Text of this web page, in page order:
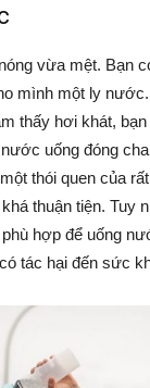
vừa mệt. Bạn
mình một ly
thấy hơi khát,
uống đóng
thói quen của
thuận tiện. Tuy
hợp để uống
tác hại đến sức